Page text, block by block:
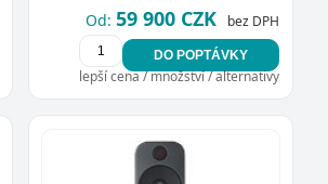
Od: 59 900 CZK bez DPH
DO POPTÁVKY
lepší cena / množství / alternativy